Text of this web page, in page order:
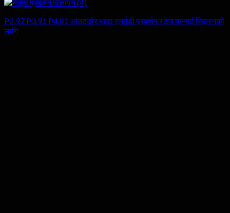
P2.97 P3.91 P4.81 आउटडोर भाडा एलईडी प्रदर्शन स्टेज कन्सर्ट स्क्रिनको
लागि